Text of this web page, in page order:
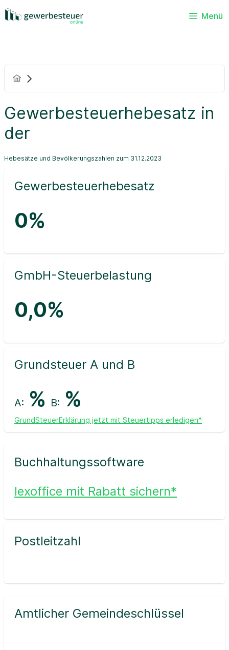
Menü
Gewerbesteuerhebesatz in
der
Hebesätze und Bevölkerungszahlen zum 31.12.2023
Gewerbesteuerhebesatz
0%
GmbH-Steuerbelastung
0,0%
Grundsteuer A und B
A: % B: %
GrundSteuerErklärung jetzt mit Steuertipps erledigen*
Buchhaltungssoftware
lexoffice mit Rabatt sichern*
Postleitzahl
Amtlicher Gemeindeschlüssel